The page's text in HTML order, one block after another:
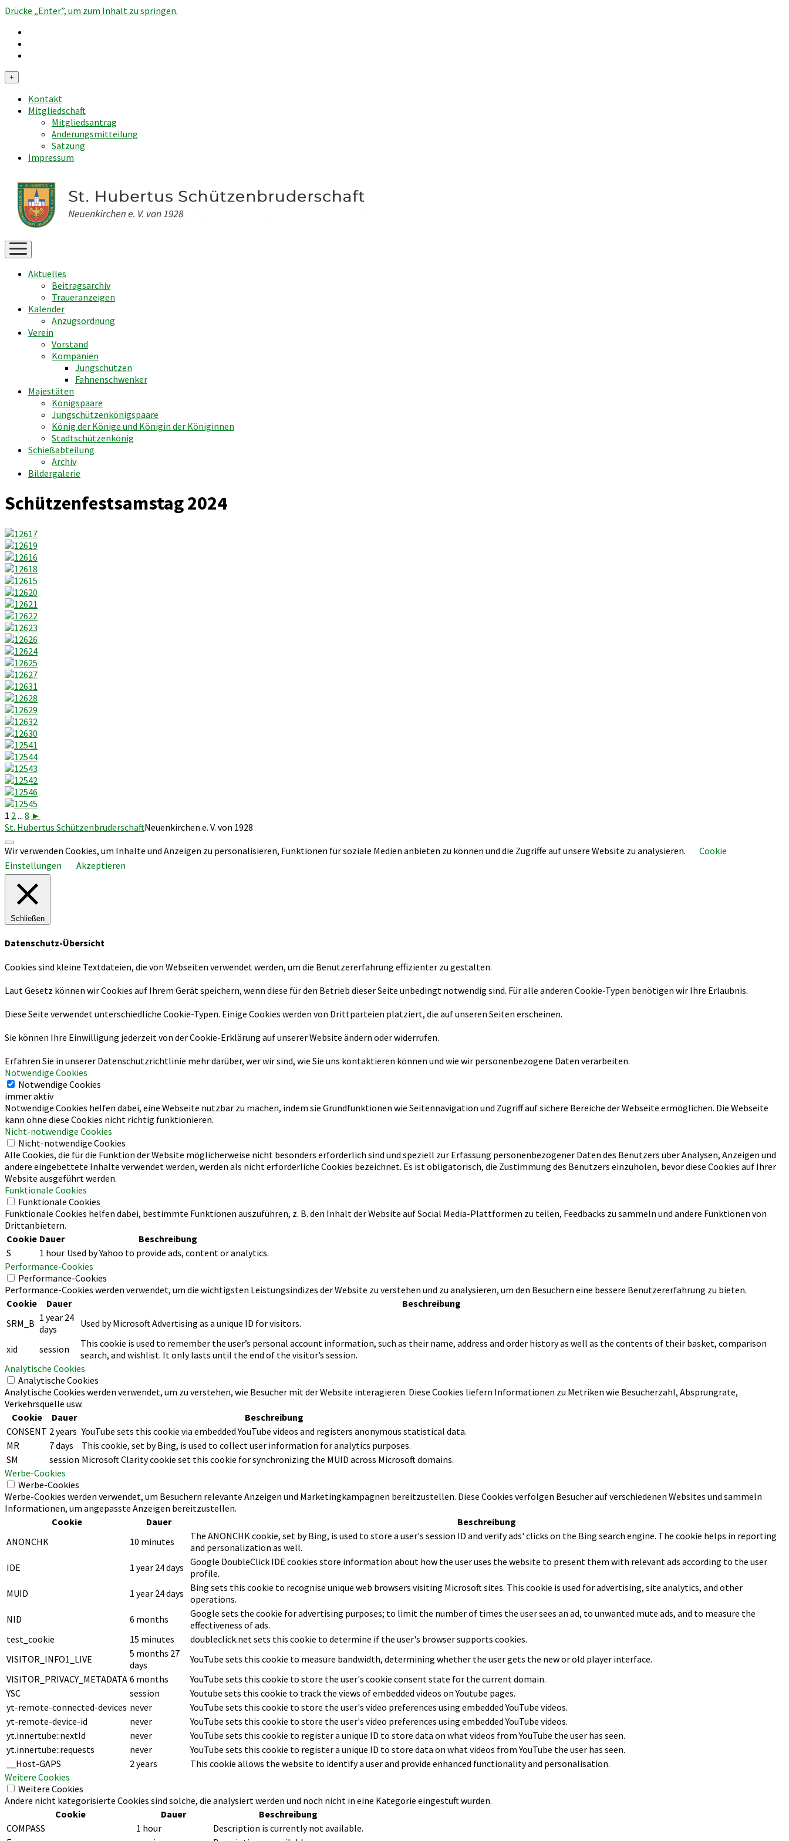
Drücke „Enter”, um zum Inhalt zu springen.
Menü
öffnen
+
Kontakt
Mitgliedschaft
Mitgliedsantrag
Änderungsmitteilung
Satzung
Impressum
Menü
öffnen
Aktuelles
Beitragsarchiv
Traueranzeigen
Kalender
Anzugsordnung
Verein
Vorstand
Kompanien
Jungschützen
Fahnenschwenker
Majestäten
Königspaare
Jungschützenkönigspaare
König der Könige und Königin der Königinnen
Stadtschützenkönig
Schießabteilung
Archiv
Bildergalerie
Schützenfestsamstag 2024
1 2... 8 ►
St. Hubertus SchützenbruderschaftNeuenkirchen e. V. von 1928
Nach
oben
scrollen
Wir verwenden Cookies, um Inhalte und Anzeigen zu personalisieren, Funktionen für soziale Medien anbieten zu können und die Zugriffe auf unsere Website zu analysieren.
Cookie
Einstellungen
Akzeptieren
Schließen
Datenschutz-Übersicht
Cookies sind kleine Textdateien, die von Webseiten verwendet werden, um die Benutzererfahrung effizienter zu gestalten.
Laut Gesetz können wir Cookies auf Ihrem Gerät speichern, wenn diese für den Betrieb dieser Seite unbedingt notwendig sind. Für alle anderen Cookie-Typen benötigen wir Ihre Erlaubnis.
Diese Seite verwendet unterschiedliche Cookie-Typen. Einige Cookies werden von Drittparteien platziert, die auf unseren Seiten erscheinen.
Sie können Ihre Einwilligung jederzeit von der Cookie-Erklärung auf unserer Website ändern oder widerrufen.
Erfahren Sie in unserer Datenschutzrichtlinie mehr darüber, wer wir sind, wie Sie uns kontaktieren können und wie wir personenbezogene Daten verarbeiten.
Notwendige Cookies
Notwendige Cookies
immer aktiv
Notwendige Cookies helfen dabei, eine Webseite nutzbar zu machen, indem sie Grundfunktionen wie Seitennavigation und Zugriff auf sichere Bereiche der Webseite ermöglichen. Die Webseite
kann ohne diese Cookies nicht richtig funktionieren.
Nicht-notwendige Cookies
Nicht-notwendige Cookies
Alle Cookies, die für die Funktion der Website möglicherweise nicht besonders erforderlich sind und speziell zur Erfassung personenbezogener Daten des Benutzers über Analysen, Anzeigen und
andere eingebettete Inhalte verwendet werden, werden als nicht erforderliche Cookies bezeichnet. Es ist obligatorisch, die Zustimmung des Benutzers einzuholen, bevor diese Cookies auf Ihrer
Website ausgeführt werden.
Funktionale Cookies
Funktionale Cookies
Funktionale Cookies helfen dabei, bestimmte Funktionen auszuführen, z. B. den Inhalt der Website auf Social Media-Plattformen zu teilen, Feedbacks zu sammeln und andere Funktionen von
Drittanbietern.
Cookie Dauer
Beschreibung
S
1 hour Used by Yahoo to provide ads, content or analytics.
Performance-Cookies
Performance-Cookies
Performance-Cookies werden verwendet, um die wichtigsten Leistungsindizes der Website zu verstehen und zu analysieren, um den Besuchern eine bessere Benutzererfahrung zu bieten.
Cookie
Dauer
Beschreibung
SRM_B 1 year 24
days
Used by Microsoft Advertising as a unique ID for visitors.
xid session
This cookie is used to remember the user’s personal account information, such as their name, address and order history as well as the contents of their basket, comparison
search, and wishlist. It only lasts until the end of the visitor’s session.
Analytische Cookies
Analytische Cookies
Analytische Cookies werden verwendet, um zu verstehen, wie Besucher mit der Website interagieren. Diese Cookies liefern Informationen zu Metriken wie Besucherzahl, Absprungrate,
Verkehrsquelle usw.
Cookie
Dauer
Beschreibung
CONSENT 2 years YouTube sets this cookie via embedded YouTube videos and registers anonymous statistical data.
MR
7 days
This cookie, set by Bing, is used to collect user information for analytics purposes.
SM
session Microsoft Clarity cookie set this cookie for synchronizing the MUID across Microsoft domains.
Werbe-Cookies
Werbe-Cookies
Werbe-Cookies werden verwendet, um Besuchern relevante Anzeigen und Marketingkampagnen bereitzustellen. Diese Cookies verfolgen Besucher auf verschiedenen Websites und sammeln
Informationen, um angepasste Anzeigen bereitzustellen.
Cookie
Dauer
Beschreibung
ANONCHK
10 minutes
The ANONCHK cookie, set by Bing, is used to store a user's session ID and verify ads' clicks on the Bing search engine. The cookie helps in reporting
and personalization as well.
IDE
1 year 24 days Google DoubleClick IDE cookies store information about how the user uses the website to present them with relevant ads according to the user
profile.
MUID
1 year 24 days
Bing sets this cookie to recognise unique web browsers visiting Microsoft sites. This cookie is used for advertising, site analytics, and other
operations.
NID
6 months
Google sets the cookie for advertising purposes; to limit the number of times the user sees an ad, to unwanted mute ads, and to measure the
effectiveness of ads.
test_cookie
15 minutes
doubleclick.net sets this cookie to determine if the user's browser supports cookies.
VISITOR_INFO1_LIVE
5 months 27
days
YouTube sets this cookie to measure bandwidth, determining whether the user gets the new or old player interface.
VISITOR_PRIVACY_METADATA 6 months
YouTube sets this cookie to store the user's cookie consent state for the current domain.
YSC
session
Youtube sets this cookie to track the views of embedded videos on Youtube pages.
yt-remote-connected-devices never
YouTube sets this cookie to store the user's video preferences using embedded YouTube videos.
yt-remote-device-id
never
YouTube sets this cookie to store the user's video preferences using embedded YouTube videos.
yt.innertube::nextId
never
YouTube sets this cookie to register a unique ID to store data on what videos from YouTube the user has seen.
yt.innertube::requests
never
YouTube sets this cookie to register a unique ID to store data on what videos from YouTube the user has seen.
__Host-GAPS
2 years
This cookie allows the website to identify a user and provide enhanced functionality and personalisation.
Weitere Cookies
Weitere Cookies
Andere nicht kategorisierte Cookies sind solche, die analysiert werden und noch nicht in eine Kategorie eingestuft wurden.
Cookie
Dauer
Beschreibung
COMPASS
1 hour
Description is currently not available.